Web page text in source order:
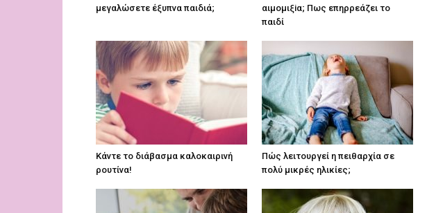
μεγαλώσετε έξυπνα παιδιά;
αιμoμιξiα; Πως επηρρεάζει το
παιδί
Κάντε το διάβασμα καλοκαιρινή
ρουτίνα!
Πώς λειτουργεί η πειθαρχία σε
πολύ μικρές ηλικίες;